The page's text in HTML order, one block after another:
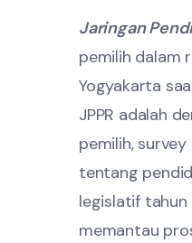
Jaringan
pemilih dalam
Yogyakarta
JPPR adalah
pemilih,
tentang
legislatif tahun
memantau